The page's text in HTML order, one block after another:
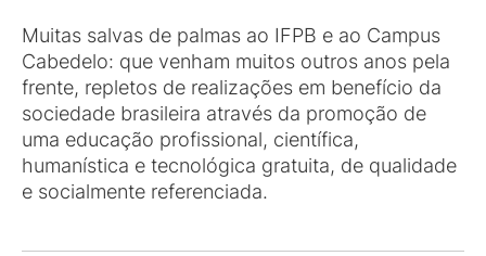
Muitas salvas de palmas ao IFPB e ao Campus
Cabedelo: que venham muitos outros anos pela
frente, repletos de realizações em benefício da
sociedade brasileira através da promoção de
uma educação profissional, científica,
humanística e tecnológica gratuita, de qualidade
e socialmente referenciada.